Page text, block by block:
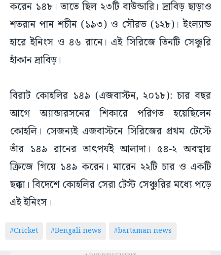
করেন ১৪৮। তাতে ছিল ২৩টি বাউন্ডারি। দ্রাবিড় ছাড়াও
শতরান পান শচীন (১৯৩) ও সৌরভ (১২৮)। ইংল্যান্ড
হারে ইনিংস ও ৪৬ রানে। এই সিরিজে তিনটি সেঞ্চুরি
হাঁকান দ্রাবিড়।
বিরাট কোহলির ১৪৯ (এজবাস্টন, ২০১৮): চার বছর
আগে অ্যান্ডারসনের শিকারে পরিণত হয়েছিলেন
কোহলি। সেজন্যই এজবাস্টনে সিরিজের প্রথম টেস্টে
তাঁর ১৪৯ রানের তাৎপর্যই আলাদা। ৫৪-২ অবস্থায়
ক্রিজে গিয়ে ১৪৯ করেন। মারেন ২২টি চার ও একটি
ছক্কা। বিদেশে কোহলির সেরা টেস্ট সেঞ্চুরির মধ্যে পড়ে
এই ইনিংস।
#Cricket #Bengali news #bartaman news